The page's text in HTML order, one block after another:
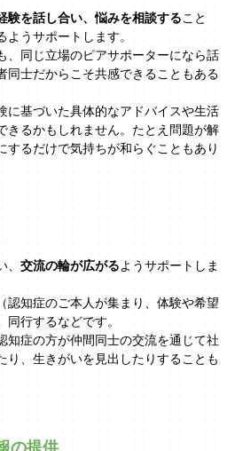
験を話し合い、悩みを相談すること
うサポートします。
、同じ立場のピアサポーターになら話
同士だからこそ共感できることもある
に基づいた具体的なアドバイスや生活
きるかもしれません。たとえ問題が解
するだけで気持ちが和らぐこともあり
交流の輪が広がるようサポートしま
認知症のご本人が集まり、体験や希望
行するなどです。
知症の方が仲間同士の交流を通じて社
り、生きがいを見出したりすることも